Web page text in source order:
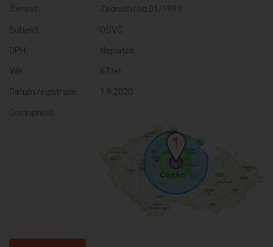
Živnosti: Zednictví od 01/1992
Subjekt: OSVČ
DPH: Neplátce
Věk: 67 let
Datum registrace: 1.8.2020
Dostupnost: